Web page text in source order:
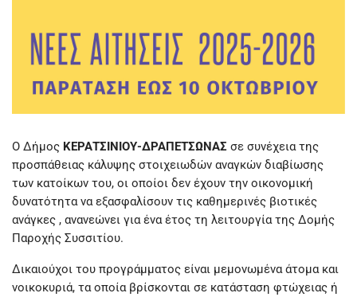
Ο Δήμος ΚΕΡΑΤΣΙΝΙΟΥ-ΔΡΑΠΕΤΣΩΝΑΣ σε συνέχεια της
προσπάθειας κάλυψης στοιχειωδών αναγκών διαβίωσης
των κατοίκων του, οι οποίοι δεν έχουν την οικονομική
δυνατότητα να εξασφαλίσουν τις καθημερινές βιοτικές
ανάγκες , ανανεώνει για ένα έτος τη λειτουργία της Δομής
Παροχής Συσσιτίου.
Δικαιούχοι του προγράμματος είναι μεμονωμένα άτομα και
νοικοκυριά, τα οποία βρίσκονται σε κατάσταση φτώχειας ή